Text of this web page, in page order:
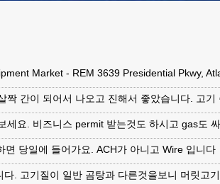
Market - REM 3639 Presidential Pkwy,
짝 간이 되어서 나오고 진해서 좋았습니다. 고
세요. 비즈니스 permit 받는것도 하시고 gas도
면 당일에 들어가요. ACH가 아니고 Wire 입니다
다. 고기질이 일반 곰탕과 다른것을보니 머릿고